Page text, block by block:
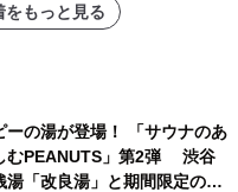
をもっと見る
ーの湯が登場！ 「サウナのあ
むPEANUTS」第2弾 渋谷
湯「改良湯」と期間限定のコ